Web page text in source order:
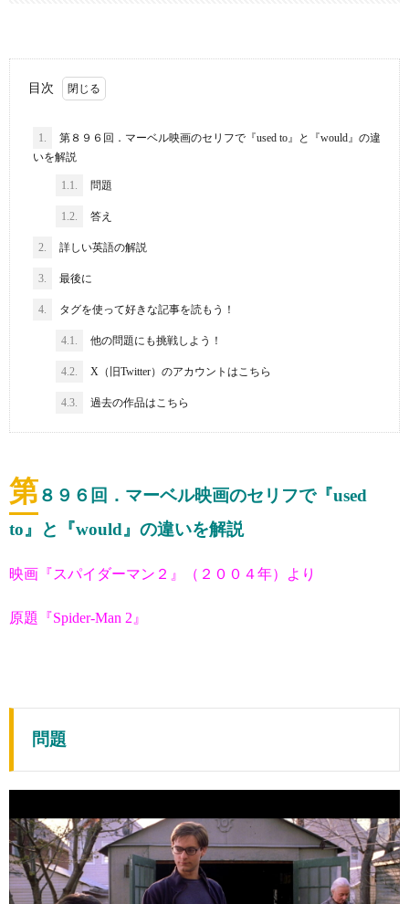
目次
1.
第８９６回．マーベル映画のセリフで『used to』と『would』の違
いを解説
1.1. 問題
1.2. 答え
2. 詳しい英語の解説
3. 最後に
4. タグを使って好きな記事を読もう！
4.1. 他の問題にも挑戦しよう！
4.2. X（旧Twitter）のアカウントはこちら
4.3. 過去の作品はこちら
第８９６ 回．マーベル映画のセリフで『used
to』と『would』の違いを解説
映画『スパイダーマン２』（２００４年）より
原題『Spider-Man 2』
問題